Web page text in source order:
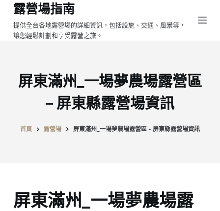
跳
至
主
露營場指南
提供全台各地露營場的詳細資訊，包括設施、交通、風景等，
讓您輕鬆計劃和享受露營之旅。
屏東滿州_一場夢農場露營區
– 屏東縣露營場資訊
首頁 露營場 屏東滿州_一場夢農場露營區 - 屏東縣露營場資訊
屏東滿州_一場夢農場露